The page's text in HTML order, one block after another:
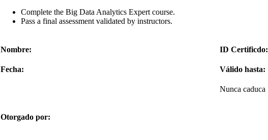
Complete the Big Data Analytics Expert course.
Pass a final assessment validated by instructors.
Nombre:
Fecha:
ID Certificdo:
Válido hasta:
Nunca caduca
Otorgado por: